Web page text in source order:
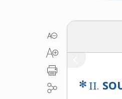
✻ II.